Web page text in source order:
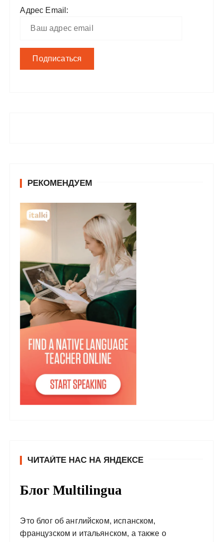
Адрес Email:
РЕКОМЕНДУЕМ
ЧИТАЙТЕ НАС НА ЯНДЕКСЕ
Блог Multilingua
Это блог об английском, испанском,
французском и итальянском, а также о